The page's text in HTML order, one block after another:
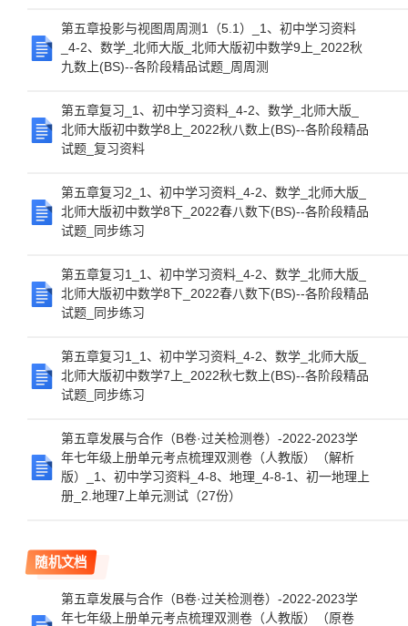
第五章投影与视图周周测1（5.1）_1、初中学习资料
_4-2、数学_北师大版_北师大版初中数学9上_2022秋
九数上(BS)--各阶段精品试题_周周测
第五章复习_1、初中学习资料_4-2、数学_北师大版_
北师大版初中数学8上_2022秋八数上(BS)--各阶段精品
试题_复习资料
第五章复习2_1、初中学习资料_4-2、数学_北师大版_
北师大版初中数学8下_2022春八数下(BS)--各阶段精品
试题_同步练习
第五章复习1_1、初中学习资料_4-2、数学_北师大版_
北师大版初中数学8下_2022春八数下(BS)--各阶段精品
试题_同步练习
第五章复习1_1、初中学习资料_4-2、数学_北师大版_
北师大版初中数学7上_2022秋七数上(BS)--各阶段精品
试题_同步练习
第五章发展与合作（B卷·过关检测卷）-2022-2023学
年七年级上册单元考点梳理双测卷（人教版）（解析
版）_1、初中学习资料_4-8、地理_4-8-1、初一地理上
册_2.地理7上单元测试（27份）
随机文档
第五章发展与合作（B卷·过关检测卷）-2022-2023学
年七年级上册单元考点梳理双测卷（人教版）（原卷